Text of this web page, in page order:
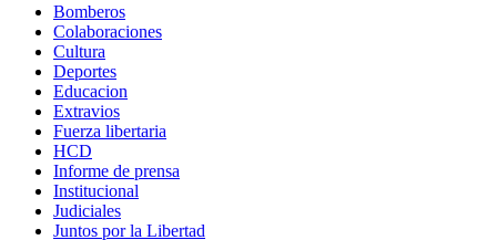
Bomberos
Colaboraciones
Cultura
Deportes
Educacion
Extravios
Fuerza libertaria
HCD
Informe de prensa
Institucional
Judiciales
Juntos por la Libertad